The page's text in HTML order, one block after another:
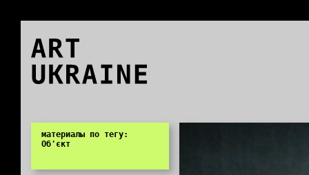
ART
UKRAINE
материалы по тегу:
Об'єкт